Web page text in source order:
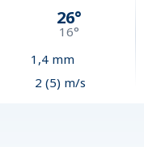
26°
16°
1,4 mm
2 (5) m/s